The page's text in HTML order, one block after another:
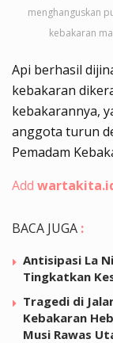
menghanguskan
kebakaran
Api berhasil
kebakaran
kebakarannya,
anggota turun
Pemadam
Add
BACA JUGA :
Antisipasi La
Tingkatkan
Tragedi di
Kebakaran
Musi Rawas